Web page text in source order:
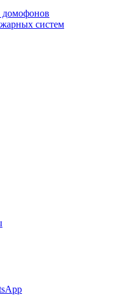
домофонов
систем